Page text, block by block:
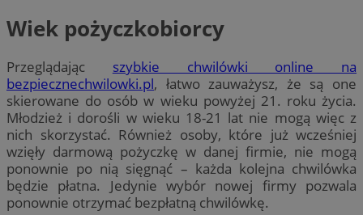
Wiek pożyczkobiorcy
Przeglądając szybkie chwilówki online na
bezpiecznechwilowki.pl, łatwo zauważysz, że są one
skierowane do osób w wieku powyżej 21. roku życia.
Młodzież i dorośli w wieku 18-21 lat nie mogą więc z
nich skorzystać. Również osoby, które już wcześniej
wzięły darmową pożyczkę w danej firmie, nie mogą
ponownie po nią sięgnąć – każda kolejna chwilówka
będzie płatna. Jedynie wybór nowej firmy pozwala
ponownie otrzymać bezpłatną chwilówkę.